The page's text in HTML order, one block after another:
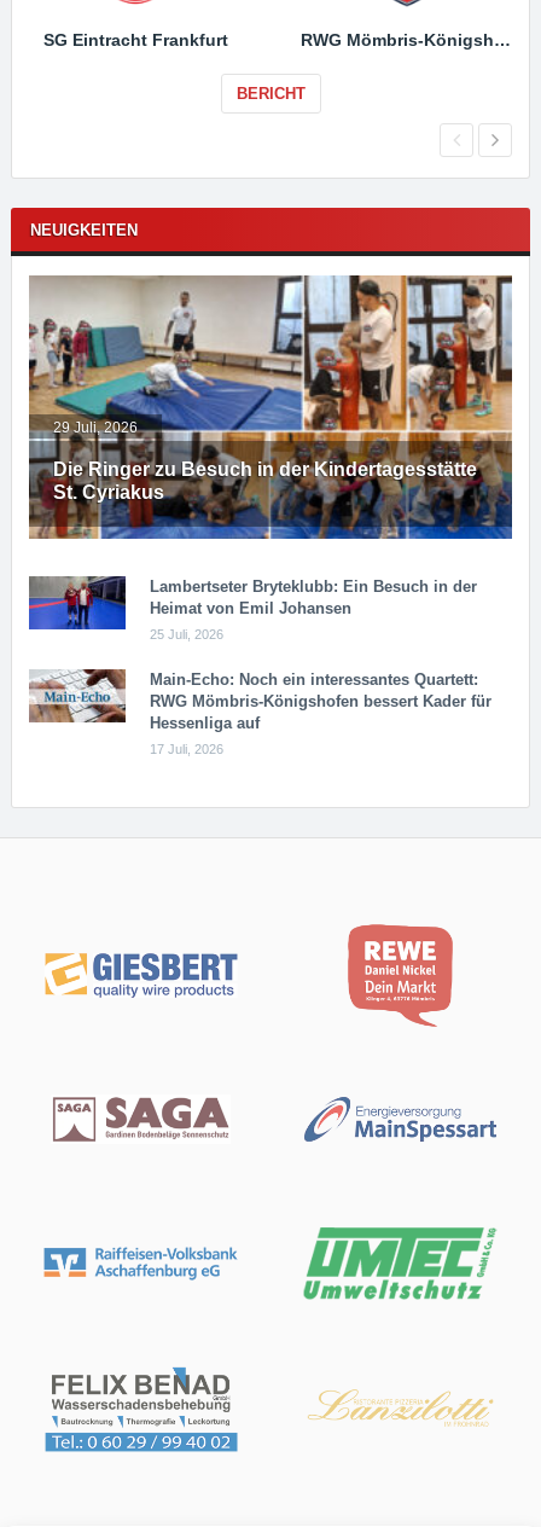
SG Eintracht Frankfurt RWG Mömbris-Königshofen
BERICHT
NEUIGKEITEN
Die Ringer zu Besuch in der Kindertagesstätte
St. Cyriakus
29 Juli, 2026
Lambertseter Bryteklubb: Ein Besuch in der
Heimat von Emil Johansen
25 Juli, 2026
Main-Echo: Noch ein in­ter­es­san­tes Quar­tett:
RWG Möm­b­ris-Kö­n­igs­ho­fen bessert Kader für
Hessenliga auf
17 Juli, 2026